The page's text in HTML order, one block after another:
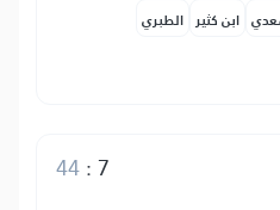
ابن كثير الطبري
7
:
44